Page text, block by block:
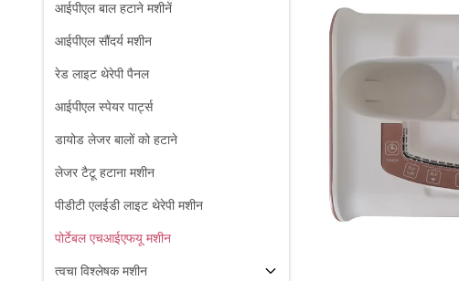
आईपीएल बाल हटाने मशीनें
आईपीएल सौंदर्य मशीन
रेड लाइट थेरेपी पैनल
आईपीएल स्पेयर पार्ट्स
डायोड लेजर बालों को हटाने
लेजर टैटू हटाना मशीन
पीडीटी एलईडी लाइट थेरेपी मशीन
पोर्टेबल एचआईएफयू मशीन
त्वचा विश्लेषक मशीन